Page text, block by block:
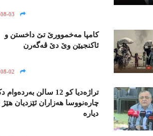
03
کامپا مەخموورێ تێ داخستن و
ئاکنجیێن وێ دێ ڤەگەرن
02
تراژەدیا کو 12 سالن
چارەنووسا ھەزاران ئێزدیان ھێژ
دیارە